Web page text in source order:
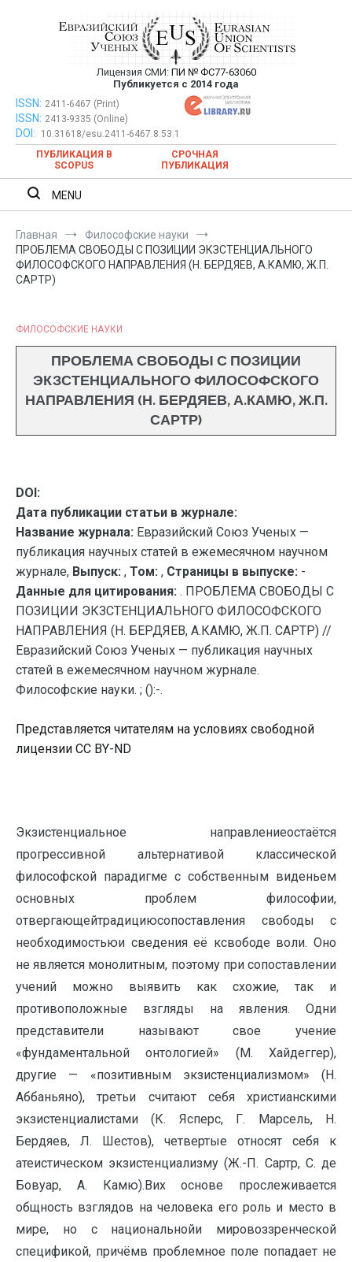
Евразийский Союз Ученых —
публикация научных статей в
ежемесячном научном журнале
Лицензия СМИ: ПИ № ФС77-63060
Публикуется с 2014 года
Евразийский Союз Ученых — публикация научных статей в
ежемесячном научном журнале
ISSN: 2411-6467 (Print)
ISSN: 2413-9335 (Online)
DOI:
10.31618/esu.2411-6467.8.53.1
ПУБЛИКАЦИЯ В
SCOPUS
СРОЧНАЯ
ПУБЛИКАЦИЯ
MENU
Главная
Философские науки
ПРОБЛЕМА СВОБОДЫ С ПОЗИЦИИ ЭКЗСТЕНЦИАЛЬНОГО
ФИЛОСОФСКОГО НАПРАВЛЕНИЯ (Н. БЕРДЯЕВ, А.КАМЮ, Ж.П.
САРТР)
ФИЛОСОФСКИЕ НАУКИ
ПРОБЛЕМА СВОБОДЫ С ПОЗИЦИИ
ЭКЗСТЕНЦИАЛЬНОГО ФИЛОСОФСКОГО
НАПРАВЛЕНИЯ (Н. БЕРДЯЕВ, А.КАМЮ, Ж.П.
САРТР)
DOI:
Дата публикации статьи в журнале:
Название журнала: Евразийский Союз Ученых —
публикация научных статей в ежемесячном научном
журнале, Выпуск: , Том: , Страницы в выпуске: -
Данные для цитирования: . ПРОБЛЕМА СВОБОДЫ С
ПОЗИЦИИ ЭКЗСТЕНЦИАЛЬНОГО ФИЛОСОФСКОГО
НАПРАВЛЕНИЯ (Н. БЕРДЯЕВ, А.КАМЮ, Ж.П. САРТР) //
Евразийский Союз Ученых — публикация научных
статей в ежемесячном научном журнале.
Философские науки. ; ():-.
Представляется читателям на условиях свободной
лицензии CC BY-ND
Экзистенциальное направлениеостаётся
прогрессивной альтернативой классической
философской парадигме с собственным виденьем
основных проблем философии,
отвергающейтрадициюсопоставления свободы с
необходимостьюи сведения её ксвободе воли. Оно
не является монолитным, поэтому при сопоставлении
учений можно выявить как схожие, так и
противоположные взгляды на явления. Одни
представители называют свое учение
«фундаментальной онтологией» (М. Хайдеггер),
другие — «позитивным экзистенциализмом» (Н.
Аббаньяно), третьи считают себя христианскими
экзистенциалистами (К. Ясперс, Г. Марсель, Н.
Бердяев, Л. Шестов), четвертые относят себя к
атеистическом экзистенциализму (Ж.-П. Сартр, С. де
Бовуар, А. Камю).Вих основе прослеживается
общность взглядов на человека его роль и место в
мире, но с национальнойи мировоззренческой
спецификой, причёмв проблемное поле попадает не